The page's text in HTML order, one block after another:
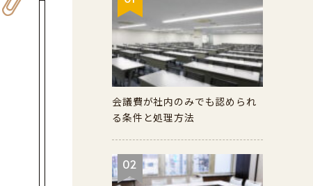
会議費が社内のみでも認められ
る条件と処理方法
02